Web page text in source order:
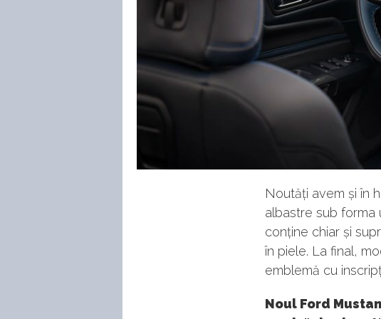
Noutăți avem și în
albastre sub forma
conține chiar și
în piele. La final,
emblemă cu
Noul Ford